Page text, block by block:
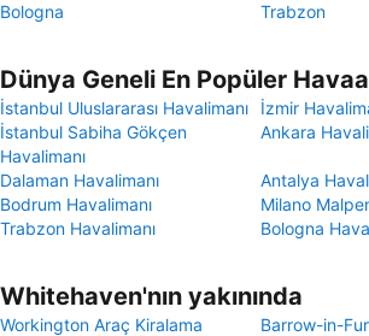
Bologna
Trabzon
Dünya Geneli En Popüler
İstanbul Uluslararası Havalimanı
İzmir
İstanbul Sabiha Gökçen
Havalimanı
Ankara
Dalaman Havalimanı
Antalya
Bodrum Havalimanı
Milano
Trabzon Havalimanı
Bologna
Whitehaven'nın yakınında
Workington Araç Kiralama
Barrow-in-